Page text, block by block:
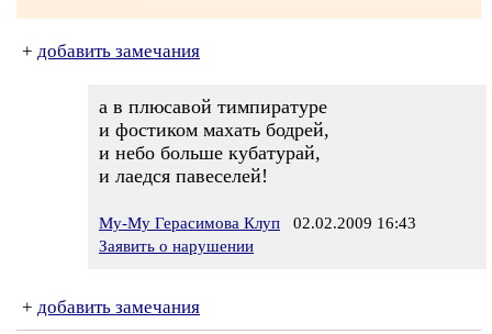
+ добавить замечания
а в плюсавой тимпиратуре
и фостиком махать бодрей,
и небо больше кубатурай,
и лаедся павеселей!
Му-Му Герасимова Клуп 02.02.2009 16:43
Заявить о нарушении
+ добавить замечания